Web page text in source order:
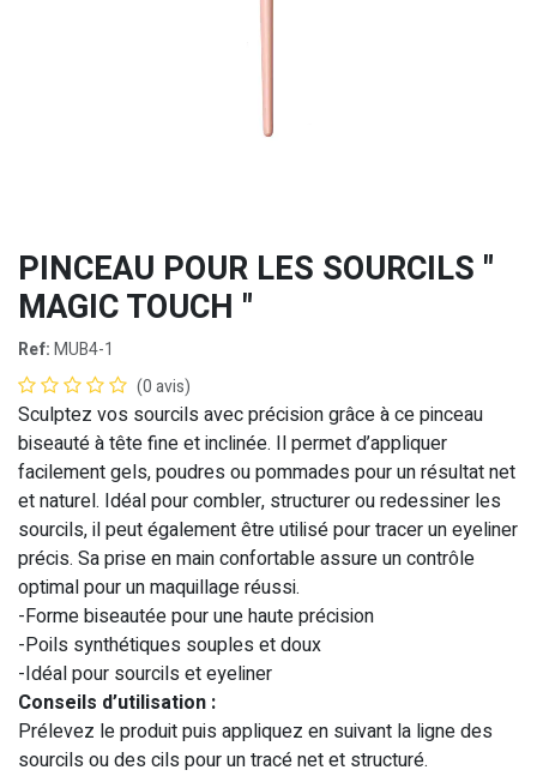
PINCEAU POUR LES SOURCILS "
MAGIC TOUCH "
Ref:MUB4-1
(0 avis)
Sculptez vos sourcils avec précision grâce à ce pinceau
biseauté à tête fine et inclinée. Il permet d’appliquer
facilement gels, poudres ou pommades pour un résultat net
et naturel. Idéal pour combler, structurer ou redessiner les
sourcils, il peut également être utilisé pour tracer un eyeliner
précis. Sa prise en main confortable assure un contrôle
optimal pour un maquillage réussi.
-Forme biseautée pour une haute précision
-Poils synthétiques souples et doux
-Idéal pour sourcils et eyeliner
Conseils d’utilisation :
Prélevez le produit puis appliquez en suivant la ligne des
sourcils ou des cils pour un tracé net et structuré.